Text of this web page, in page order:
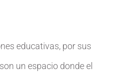
educativas, por sus
un espacio donde el